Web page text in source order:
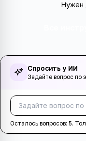
Нужен
Спросить у ИИ
Задайте вопрос по
Осталось вопросов: 5.